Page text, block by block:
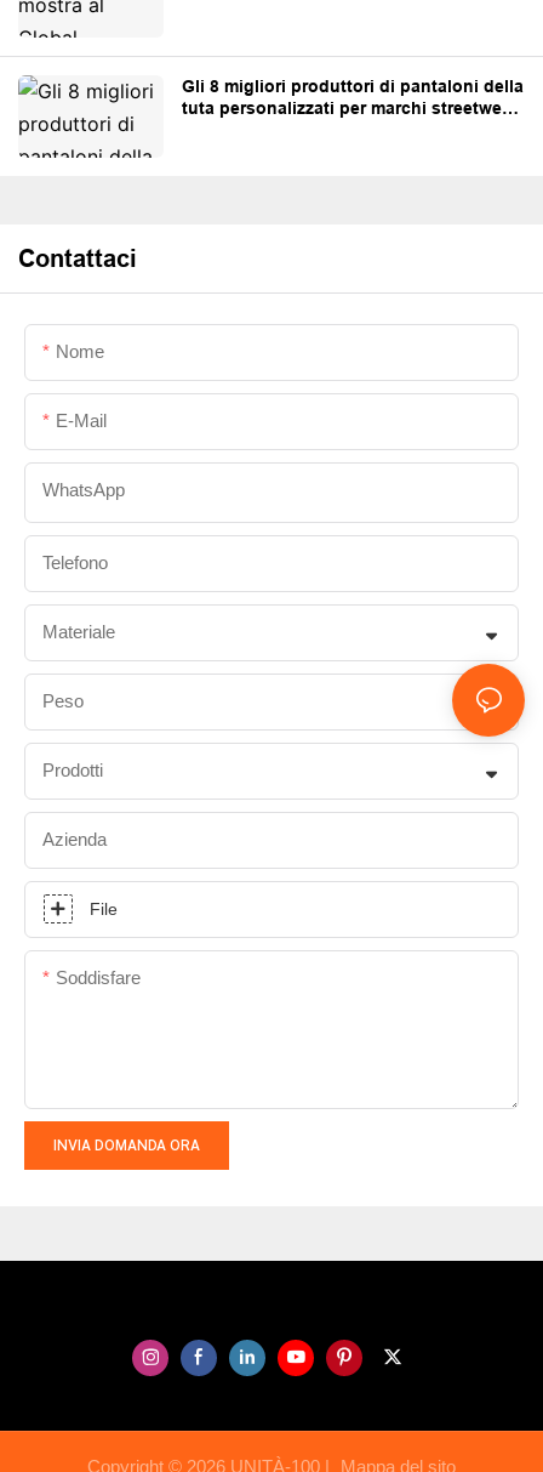
Gli 8 migliori produttori di pantaloni della
tuta personalizzati per marchi streetwear
Contattaci
Nome
E-Mail
WhatsApp
Telefono
Materiale
Peso
Prodotti
Azienda
File
Soddisfare
INVIA DOMANDA ORA
Copyright © 2026 UNITÀ-100 | Mappa del sito